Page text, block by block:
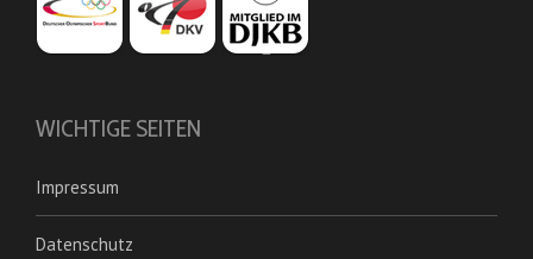
WICHTIGE SEITEN
Impressum
Datenschutz